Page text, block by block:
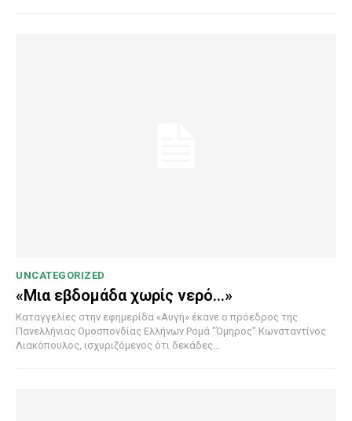
UNCATEGORIZED
«Μια εβδομάδα χωρίς νερό…»
Καταγγελίες στην εφημερίδα «Αυγή» έκανε ο πρόεδρος της
Πανελλήνιας Ομοσπονδίας Ελλήνων Ρομά "Όμηρος" Κωνσταντίνος
Λιακόπουλος, ισχυριζόμενος ότι δεκάδες...